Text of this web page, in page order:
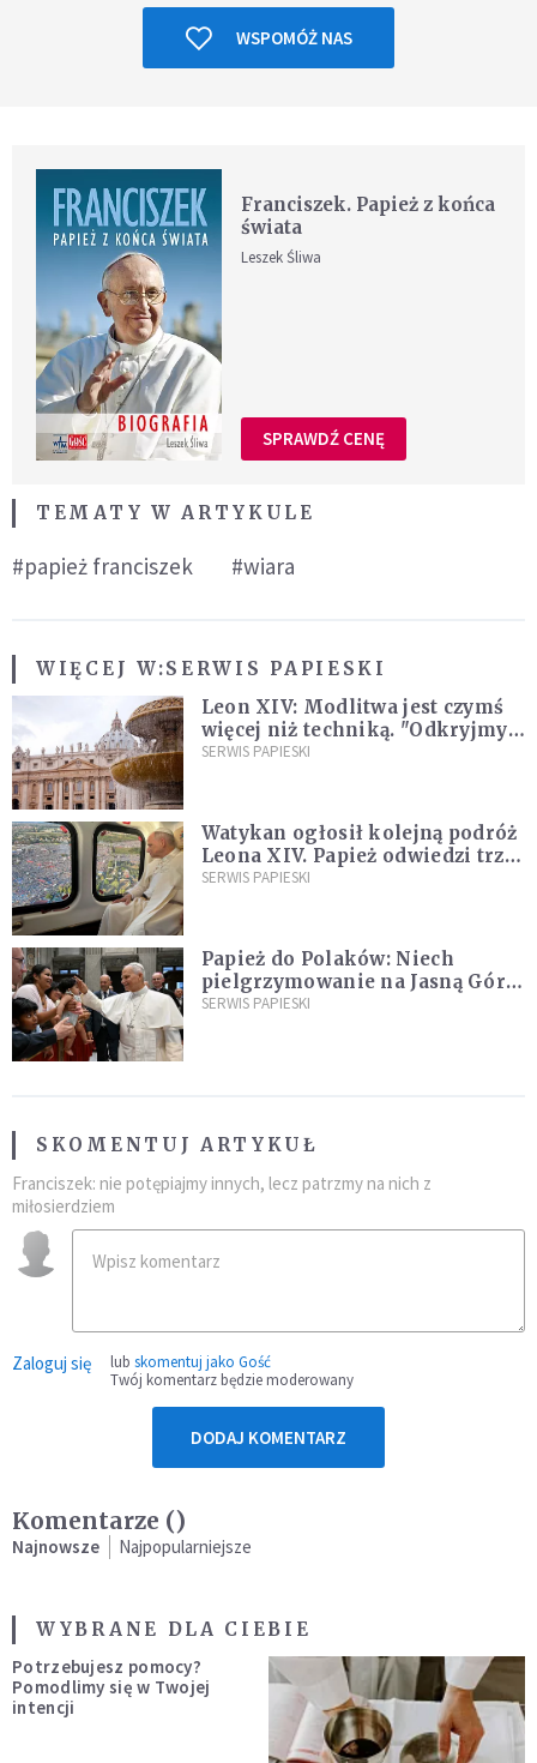
WSPOMÓŻ NAS
Franciszek. Papież z końca
świata
Leszek Śliwa
SPRAWDŹ CENĘ
TEMATY W ARTYKULE
#papież franciszek #wiara
WIĘCEJ W:SERWIS PAPIESKI
Leon XIV: Modlitwa jest czymś
więcej niż techniką. "Odkryjmy
ją na nowo"
SERWIS PAPIESKI
Watykan ogłosił kolejną podróż
Leona XIV. Papież odwiedzi trzy
kraje Ameryki Południowej
SERWIS PAPIESKI
Papież do Polaków: Niech
pielgrzymowanie na Jasną Górę
umocni wiarę i nadzieję
SERWIS PAPIESKI
SKOMENTUJ ARTYKUŁ
Franciszek: nie potępiajmy innych, lecz patrzmy na nich z
miłosierdziem
Zaloguj się lub skomentuj jako Gość
Twój komentarz będzie moderowany
DODAJ KOMENTARZ
Komentarze ()
Najnowsze Najpopularniejsze
WYBRANE DLA CIEBIE
Potrzebujesz pomocy?
Pomodlimy się w Twojej
intencji